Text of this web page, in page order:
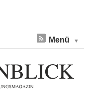
Menü